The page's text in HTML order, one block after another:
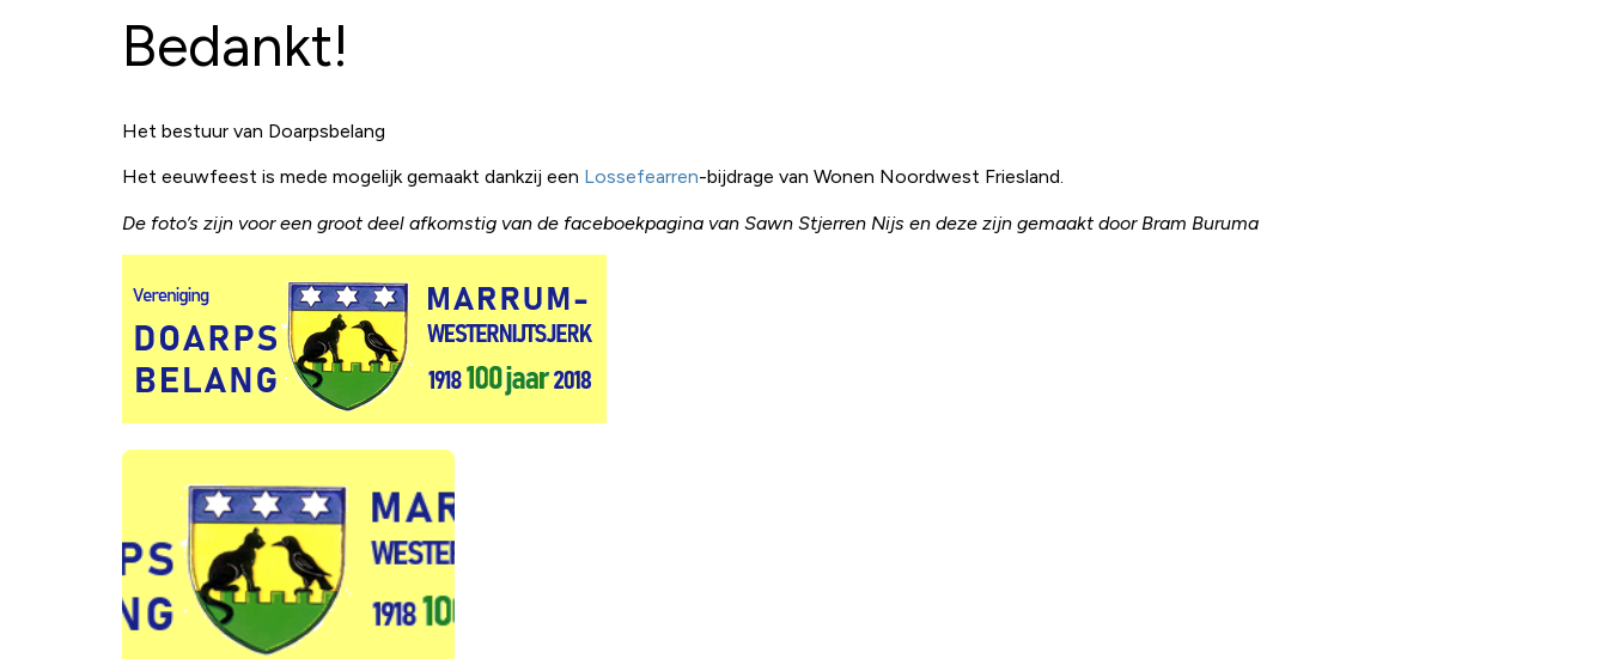
Bedankt!
Het bestuur van Doarpsbelang
Het eeuwfeest is mede mogelijk gemaakt dankzij een Lossefearren-bijdrage van Wonen Noordwest Friesland.
De foto’s zijn voor een groot deel afkomstig van de faceboekpagina van Sawn Stjerren Nijs en deze zijn gemaakt door Bram Buruma